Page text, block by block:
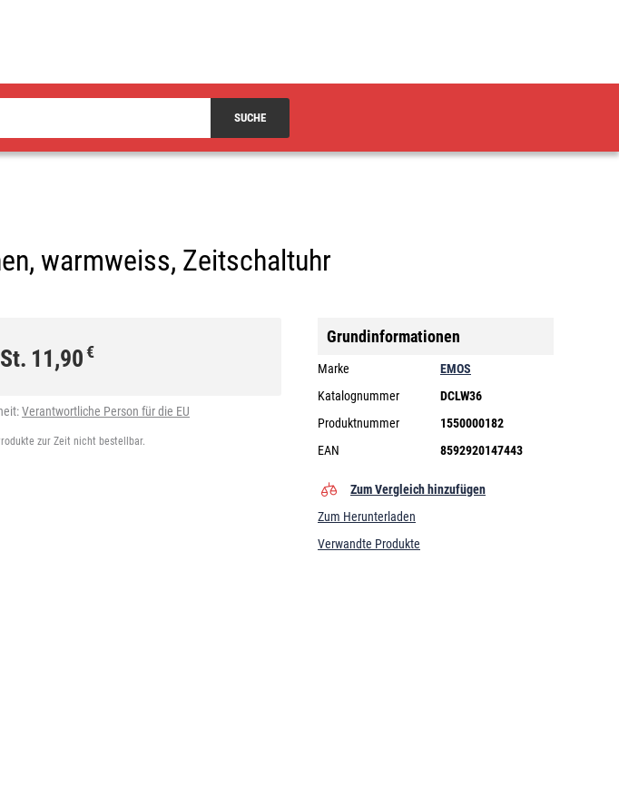
SUCHE
warmweiss, Zeitschaltuhr
11,90€
Verantwortliche Person für die EU
zur Zeit nicht bestellbar.
Grundinformationen
Marke
EMOS
Katalognummer
DCLW36
Produktnummer
1550000182
EAN
8592920147443
Zum Vergleich hinzufügen
Zum Herunterladen
Verwandte Produkte